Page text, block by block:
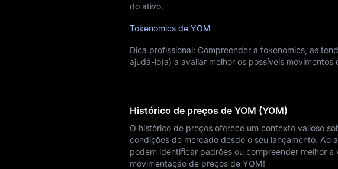
do ativo.
Tokenomics de YOM
Dica profissional: Compreender a tokenomics, as
ajudá-lo(a) a avaliar melhor os possíveis
Histórico de preços de YOM (YOM)
O histórico de preços oferece um contexto valioso
condições de mercado desde o seu lançamento. Ao
podem identificar padrões ou compreender melhor
movimentação de preços de YOM!